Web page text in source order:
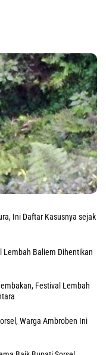
Ini Daftar Kasusnya sejak
Festival Lembah